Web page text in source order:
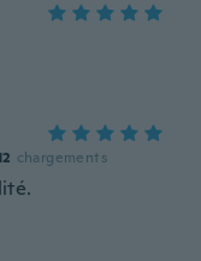
chargements